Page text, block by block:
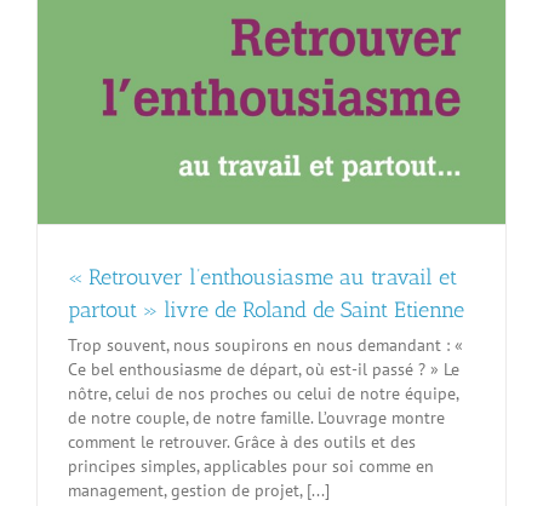
« Retrouver l’enthousiasme au travail et
partout » livre de Roland de Saint Etienne
Trop souvent, nous soupirons en nous demandant : «
Ce bel enthousiasme de départ, où est-il passé ? » Le
nôtre, celui de nos proches ou celui de notre équipe,
de notre couple, de notre famille. L’ouvrage montre
comment le retrouver. Grâce à des outils et des
principes simples, applicables pour soi comme en
management, gestion de projet, [...]